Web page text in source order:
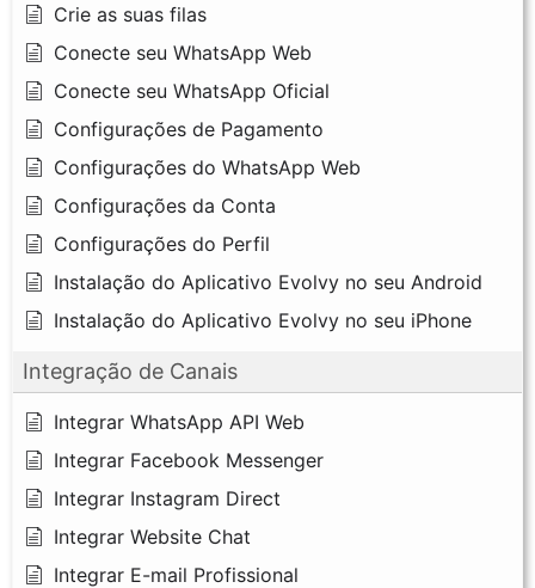
Crie as suas filas
Conecte seu WhatsApp Web
Conecte seu WhatsApp Oficial
Configurações de Pagamento
Configurações do WhatsApp Web
Configurações da Conta
Configurações do Perfil
Instalação do Aplicativo Evolvy no seu Android
Instalação do Aplicativo Evolvy no seu iPhone
Integração de Canais
Integrar WhatsApp API Web
Integrar Facebook Messenger
Integrar Instagram Direct
Integrar Website Chat
Integrar E-mail Profissional